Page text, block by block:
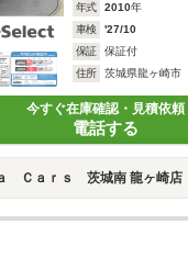
年式 2010年
車検
'27/10
保証
保証付
住所
茨城県龍ヶ崎市
今すぐ在庫確認・見積依頼
電話する
Ｃａｒｓ 茨城南 龍ヶ崎店（認